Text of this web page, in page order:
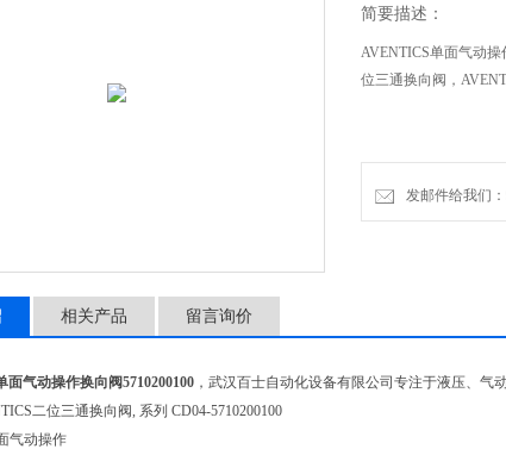
简要描述：
AVENTICS单面气动
位三通换向阀，
发邮件给我们：
相关产品 留言询价
气动操作换向阀5710200100 ，武汉百士自动化设备有限公司专注于液压、气
二位三通换向阀, 系列 CD04-5710200100
气动操作